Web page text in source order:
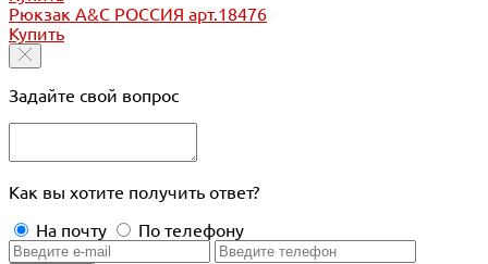
Рюкзак A&C РОССИЯ арт.18476
Купить
Задайте свой вопрос
Как вы хотите получить ответ?
На почту
По телефону